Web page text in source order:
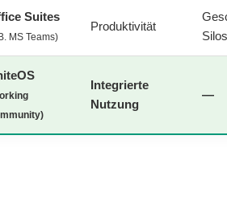
Suites
MS Teams)
Produktivität
Silos
Integrierte
Nutzung
—